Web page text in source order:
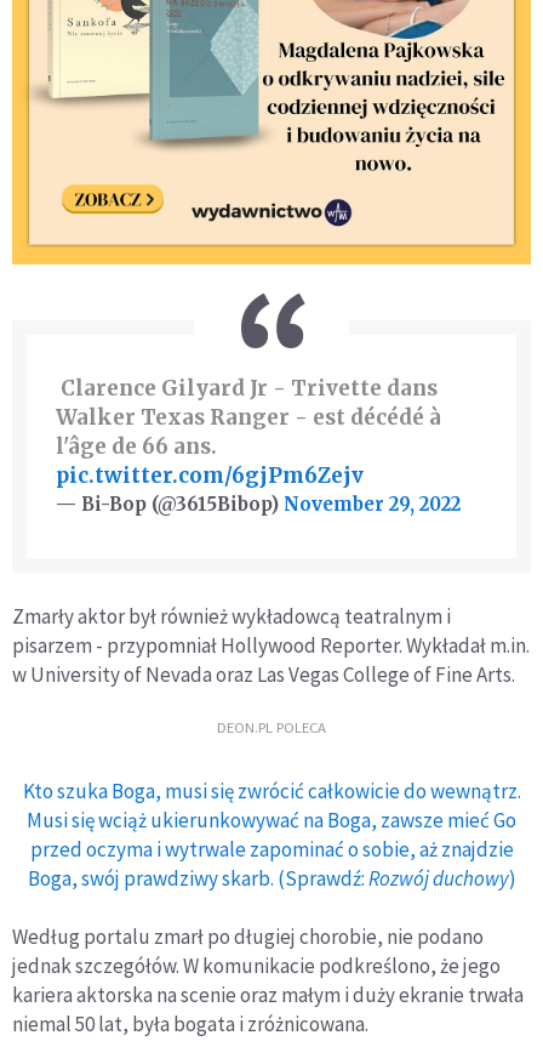
️ Clarence Gilyard Jr - Trivette dans
Walker Texas Ranger - est décédé à
l'âge de 66 ans.
pic.twitter.com/6gjPm6Zejv
— Bi-Bop (@3615Bibop) November 29, 2022
Zmarły aktor był również wykładowcą teatralnym i
pisarzem - przypomniał Hollywood Reporter. Wykładał m.in.
w University of Nevada oraz Las Vegas College of Fine Arts.
DEON.PL POLECA
Kto szuka Boga, musi się zwrócić całkowicie do wewnątrz.
Musi się wciąż ukierunkowywać na Boga, zawsze mieć Go
przed oczyma i wytrwale zapominać o sobie, aż znajdzie
Boga, swój prawdziwy skarb. (Sprawdź:Rozwój duchowy)
Według portalu zmarł po długiej chorobie, nie podano
jednak szczegółów. W komunikacie podkreślono, że jego
kariera aktorska na scenie oraz małym i duży ekranie trwała
niemal 50 lat, była bogata i zróżnicowana.